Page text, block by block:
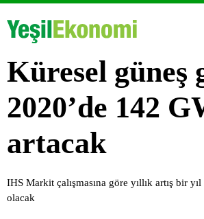
Küresel güneş
2020’de 142
artacak
IHS Markit çalışmasına göre yıllık artış bir
olacak